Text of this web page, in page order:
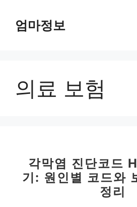
엄마정보
의료 보험
각막염 진단코드
기: 원인별 코드와
정리